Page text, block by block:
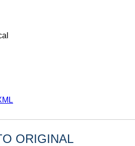
ORIGINAL